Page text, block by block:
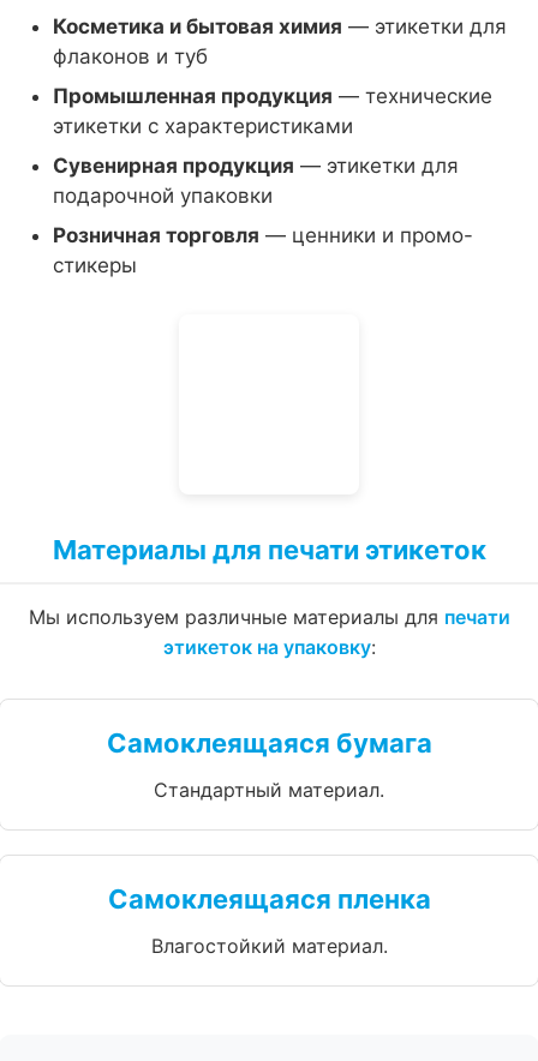
Косметика и бытовая химия — этикетки для
флаконов и туб
Промышленная продукция — технические
этикетки с характеристиками
Сувенирная продукция — этикетки для
подарочной упаковки
Розничная торговля — ценники и промо-
стикеры
Материалы для печати этикеток
Мы используем различные материалы для печати
этикеток на упаковку:
Самоклеящаяся бумага
Стандартный материал.
Самоклеящаяся пленка
Влагостойкий материал.